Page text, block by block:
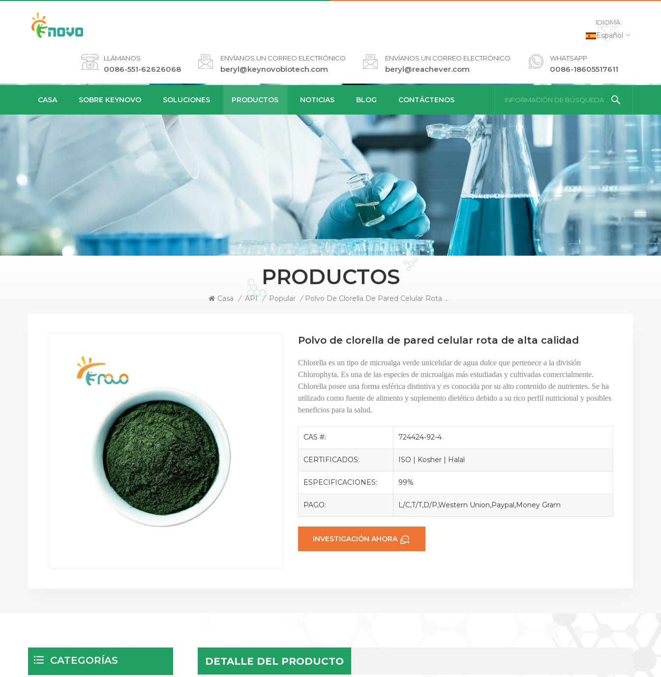
IDIOMA :
Español
LLÁMANOS
0086-551-62626068
ENVÍANOS UN CORREO ELECTRÓNICO
beryl@keynovobiotech.com
ENVÍANOS UN CORREO ELECTRÓNICO
beryl@reachever.com
WHATSAPP
0086-18605517611
CASA SOBRE KEYNOVO SOLUCIONES PRODUCTOS NOTICIAS BLOG CONTÁCTENOS INFORMACIÓN DE BÚSQUEDA
PRODUCTOS
Casa / API / Popular / Polvo De Clorella De Pared Celular Rota De Alta Calidad
Polvo de clorella de pared celular rota de alta calidad
Chlorella es un tipo de microalga verde unicelular de agua dulce que pertenece a la división
Chlorophyta. Es una de las especies de microalgas más estudiadas y cultivadas comercialmente.
Chlorella posee una forma esférica distintiva y es conocida por su alto contenido de nutrientes. Se ha
utilizado como fuente de alimento y suplemento dietético debido a su rico perfil nutricional y posibles
beneficios para la salud.
CAS #: 724424-92-4
CERTIFICADOS: ISO | Kosher | Halal
ESPECIFICACIONES: 99%
PAGO: L/C,T/T,D/P,Western Union,Paypal,Money Gram
INVESTIGACIÓN AHORA
DETALLE DEL PRODUCTO
CATEGORÍAS